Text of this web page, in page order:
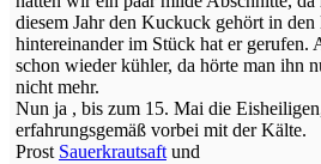
diesem Jahr den Kuckuck gehört in
hintereinander im Stück hat er gerufen.
schon wieder kühler, da hörte man ihn
nicht mehr.
Nun ja , bis zum 15. Mai die
erfahrungsgemäß vorbei mit der Kälte.
Prost Sauerkrautsaft und